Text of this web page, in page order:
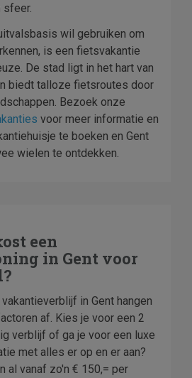
sfeer.
wil gebruiken om
is een fietsvakantie
De stad ligt in het hart van
biedt talloze fietsroutes door
Bezoek onze
voor meer informatie en
te boeken en Gent
wielen te ontdekken.
een
in Gent voor
in Gent hangen
af. Kies je voor een 2
verblijf of ga je voor een luxe
met alles er op en er aan?
al vanaf zo'n € 150,= per